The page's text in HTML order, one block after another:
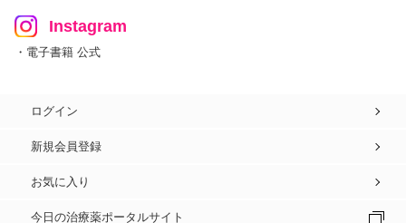
Instagram
・電子書籍 公式
ログイン
新規会員登録
お気に入り
今日の治療薬ポータルサイト